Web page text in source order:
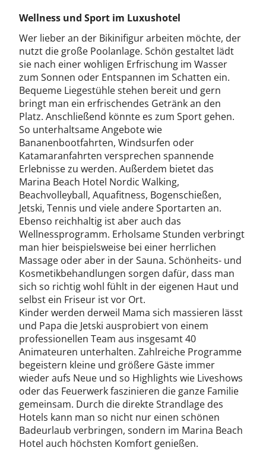
Wellness und Sport im Luxushotel
Wer lieber an der Bikinifigur arbeiten möchte, der
nutzt die große Poolanlage. Schön gestaltet lädt
sie nach einer wohligen Erfrischung im Wasser
zum Sonnen oder Entspannen im Schatten ein.
Bequeme Liegestühle stehen bereit und gern
bringt man ein erfrischendes Getränk an den
Platz. Anschließend könnte es zum Sport gehen.
So unterhaltsame Angebote wie
Bananenbootfahrten, Windsurfen oder
Katamaranfahrten versprechen spannende
Erlebnisse zu werden. Außerdem bietet das
Marina Beach Hotel Nordic Walking,
Beachvolleyball, Aquafitness, Bogenschießen,
Jetski, Tennis und viele andere Sportarten an.
Ebenso reichhaltig ist aber auch das
Wellnessprogramm. Erholsame Stunden verbringt
man hier beispielsweise bei einer herrlichen
Massage oder aber in der Sauna. Schönheits- und
Kosmetikbehandlungen sorgen dafür, dass man
sich so richtig wohl fühlt in der eigenen Haut und
selbst ein Friseur ist vor Ort.
Kinder werden derweil Mama sich massieren lässt
und Papa die Jetski ausprobiert von einem
professionellen Team aus insgesamt 40
Animateuren unterhalten. Zahlreiche Programme
begeistern kleine und größere Gäste immer
wieder aufs Neue und so Highlights wie Liveshows
oder das Feuerwerk faszinieren die ganze Familie
gemeinsam. Durch die direkte Strandlage des
Hotels kann man so nicht nur einen schönen
Badeurlaub verbringen, sondern im Marina Beach
Hotel auch höchsten Komfort genießen.